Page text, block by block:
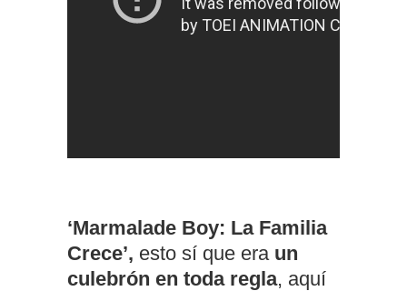
‘Marmalade Boy: La Familia
Crece’, esto sí que era un
culebrón en toda regla, aquí